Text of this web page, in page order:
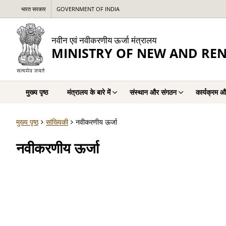
भारत सरकार GOVERNMENT OF INDIA
नवीन एवं नवीकरणीय ऊर्जा मंत्रालय
MINISTRY OF NEW AND
मुख्य पृष्ठ मंत्रालय के बारे में संस्थान और संगठन कार्यक्रम
मुख्य पृष्ठ सांख्यिकी नवीकरणीय ऊर्जा
नवीकरणीय ऊर्जा